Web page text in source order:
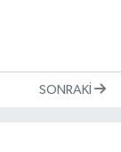
SONRAKI